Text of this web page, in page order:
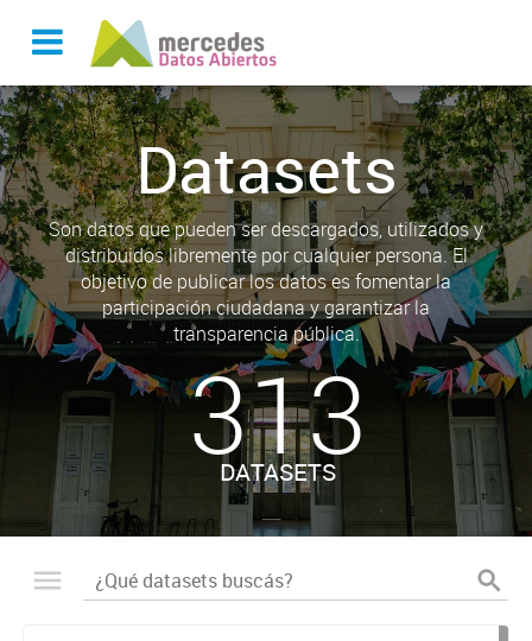
Datasets
Son datos que pueden ser descargados, utilizados y
distribuidos libremente por cualquier persona. El
objetivo de publicar los datos es fomentar la
participación ciudadana y garantizar la
transparencia pública.
313
DATASETS